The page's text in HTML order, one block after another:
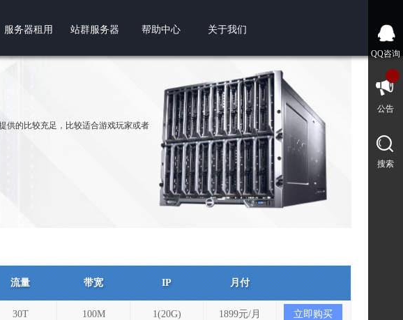
服务器租用 站群服务器 帮助中心 关于我们
供的比较充足，比较适合游戏玩家或者
流量 带宽 IP 月付
30T 100M 1(20G) 1899元/月 立即购买
QQ咨询
公告
搜索